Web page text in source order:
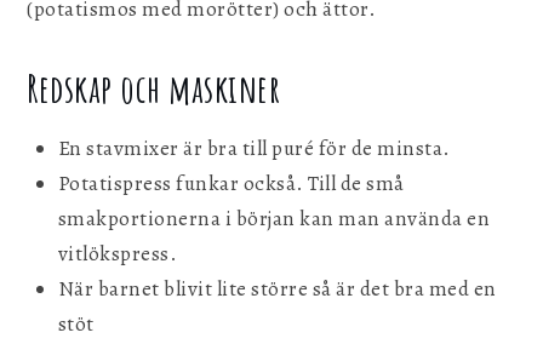
(potatismos med morötter) och ättor.
Redskap och maskiner
En stavmixer är bra till puré för de minsta.
Potatispress funkar också. Till de små
smakportionerna i början kan man använda en
vitlökspress.
När barnet blivit lite större så är det bra med en
stöt